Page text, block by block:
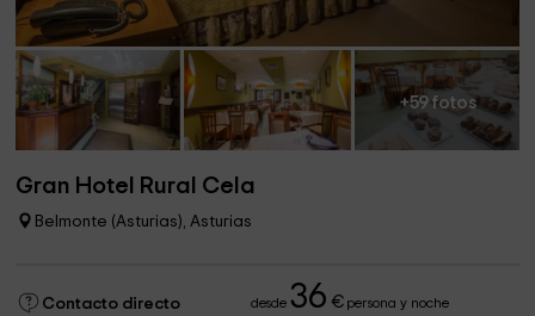
+59 fotos
Gran Hotel Rural Cela
Belmonte (Asturias), Asturias
Contacto directo desde36 €persona y noche